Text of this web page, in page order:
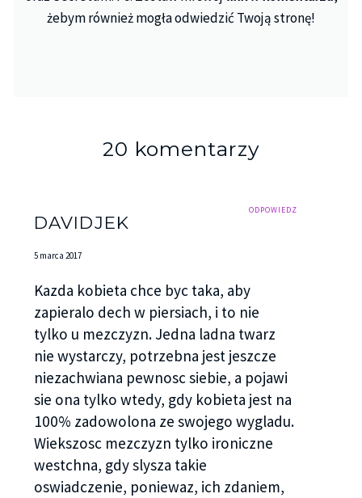
żebym również mogła odwiedzić Twoją stronę!
20 komentarzy
ODPOWIEDZ
DAVIDJEK
5 marca 2017
Kazda kobieta chce byc taka, aby
zapieralo dech w piersiach, i to nie
tylko u mezczyzn. Jedna ladna twarz
nie wystarczy, potrzebna jest jeszcze
niezachwiana pewnosc siebie, a pojawi
sie ona tylko wtedy, gdy kobieta jest na
100% zadowolona ze swojego wygladu.
Wiekszosc mezczyzn tylko ironiczne
westchna, gdy slysza takie
oswiadczenie, poniewaz, ich zdaniem,